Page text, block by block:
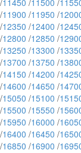
/11450 /11500 /
/11900 /11950 /
/12350 /12400 /
/12800 /12850 /
/13250 /13300 /
/13700 /13750 /
/14150 /14200 /
/14600 /14650 /
/15050 /15100 /
/15500 /15550 /
/15950 /16000 /
/16400 /16450 /
/16850 /16900 /